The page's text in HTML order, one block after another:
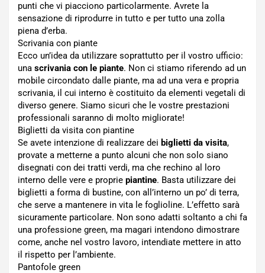
punti che vi piacciono particolarmente. Avrete la
sensazione di riprodurre in tutto e per tutto una zolla
piena d’erba.
Scrivania con piante
Ecco un’idea da utilizzare soprattutto per il vostro ufficio:
una scrivania con le piante. Non ci stiamo riferendo ad un
mobile circondato dalle piante, ma ad una vera e propria
scrivania, il cui interno è costituito da elementi vegetali di
diverso genere. Siamo sicuri che le vostre prestazioni
professionali saranno di molto migliorate!
Biglietti da visita con piantine
Se avete intenzione di realizzare dei biglietti da visita,
provate a metterne a punto alcuni che non solo siano
disegnati con dei tratti verdi, ma che rechino al loro
interno delle vere e proprie piantine. Basta utilizzare dei
biglietti a forma di bustine, con all’interno un po’ di terra,
che serve a mantenere in vita le foglioline. L’effetto sarà
sicuramente particolare. Non sono adatti soltanto a chi fa
una professione green, ma magari intendono dimostrare
come, anche nel vostro lavoro, intendiate mettere in atto
il rispetto per l’ambiente.
Pantofole green